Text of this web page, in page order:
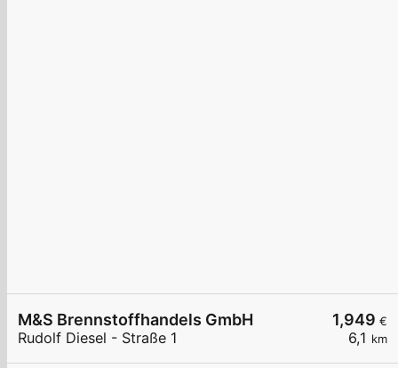
1,949 €
6,1 km
M&S Brennstoffhandels GmbH
Rudolf Diesel - Straße 1